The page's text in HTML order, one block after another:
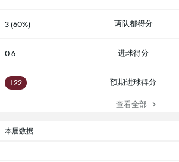
3 (60%) 两队都得分
0.6 进球得分
1.22 预期进球得分
查看全部
本届数据